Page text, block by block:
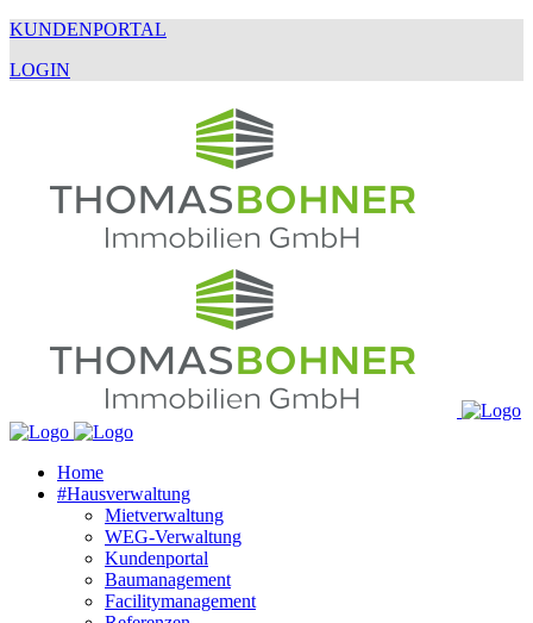
KUNDENPORTAL
LOGIN
Home
#Hausverwaltung
Mietverwaltung
WEG-Verwaltung
Kundenportal
Baumanagement
Facilitymanagement